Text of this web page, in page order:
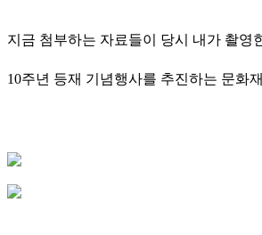
지금 첨부하는 자료들이 당시 내가 촬영
10주년 등재 기념행사를 추진하는 문화